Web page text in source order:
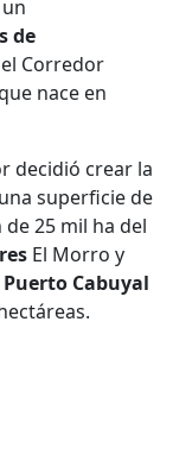
de
Corredor
nace en
decidió crear la
superficie de
25 mil ha del
El Morro y
Cabuyal